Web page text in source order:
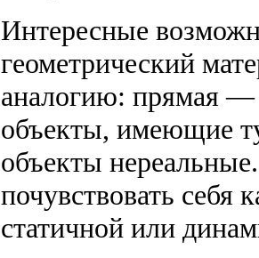
Интересные
геометрический
аналогию: прямая
объекты, имеющие
объекты
почувствовать себя
статичной или